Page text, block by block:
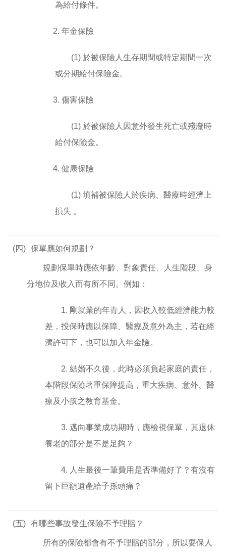
為給付條件。
2. 年金保險
(1) 於被保險人生存期間或特定期間一次
或分期給付保險金。
3. 傷害保險
(1) 於被保險人因意外發生死亡或殘廢時
給付保險金。
4. 健康保險
(1) 填補被保險人於疾病、醫療時經濟上
損失 。
(四) 保單應如何規劃？
規劃保單時應依年齡、對象責任、人生階段、身
分地位及收入而有所不同。例如：
1. 剛就業的年青人，因收入較低經濟能力較
差，投保時應以保障、醫療及意外為主，若在經
濟許可下，也可以加入年金險。
2. 結婚不久後，此時必須負起家庭的責任，
本階段保險著重保障提高，重大疾病、意外、醫
療及小孩之教育基金。
3. 邁向事業成功期時，應檢視保單，其退休
養老的部分是不是足夠？
4. 人生最後一筆費用是否準備好了？有沒有
留下巨額遺產給子孫頭痛？
(五) 有哪些事故發生保險不予理賠？
所有的保險都會有不予理賠的部分，所以要保人